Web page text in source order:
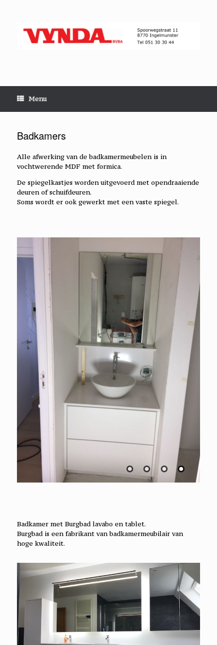
Menu
Badkamers
Alle afwerking van de badkamermeubelen is in
vochtwerende MDF met formica.
De spiegelkastjes worden uitgevoerd met opendraaiende
deuren of schuifdeuren.
Soms wordt er ook gewerkt met een vaste spiegel.
Badkamer met Burgbad lavabo en tablet.
Burgbad is een fabrikant van badkamermeubilair van
hoge kwaliteit.